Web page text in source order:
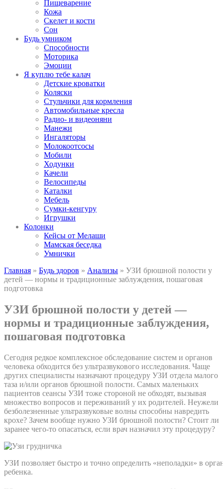
Пищеварение
Кожа
Скелет и кости
Сон
Будь умником
Способности
Моторика
Эмоции
Я куплю тебе калач
Детские кроватки
Коляски
Стульчики для кормления
Автомобильные кресла
Радио- и видеоняни
Манежи
Ингаляторы
Молокоотсосы
Мобили
Ходунки
Качели
Велосипеды
Каталки
Мебель
Сумки-кенгуру
Игрушки
Колонки
Кейсы от Мелаши
Мамская беседка
Умнички
Главная » Будь здоров » Анализы » УЗИ брюшной полости у
детей — нормы и традиционные заблуждения, пошаговая
подготовка
УЗИ брюшной полости у детей —
нормы и традиционные заблуждения,
пошаговая подготовка
Сегодня редкое комплексное обследование систем и органов
человека обходится без ультразвукового исследования. Чаще
других специалисты назначают процедуру УЗИ отдела малого
таза и/или органов брюшной полости. Самых маленьких
пациентов сеансы УЗИ тоже стороной не обходят, вызывая
множество вопросов и переживаний у их родителей. Неужели
безболезненные ультразвуковые волны способны навредить
крохе? Зачем вообще нужно УЗИ брюшной полости? Стоит ли
заранее чего-то опасаться, если врач назначил эту процедуру?
УЗИ позволяет быстро и точно определить «неполадки» в
ребенка.